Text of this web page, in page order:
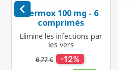
Vermox 100 mg - 6
comprimés
Elimine les infections par
les vers
6,77 € -12%